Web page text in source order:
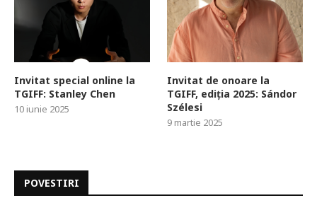
Invitat special online la
TGIFF: Stanley Chen
10 iunie 2025
Invitat de onoare la
TGIFF, ediția 2025: Sándor
Szélesi
9 martie 2025
POVESTIRI